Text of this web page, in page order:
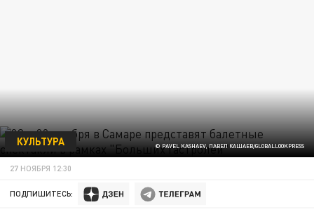
© PAVEL KASHAEV, ПАВЕЛ КАШАЕВ/GLOBALLOOKPRESS
КУЛЬТУРА
27 НОЯБРЯ 12:30
ПОДПИШИТЕСЬ: